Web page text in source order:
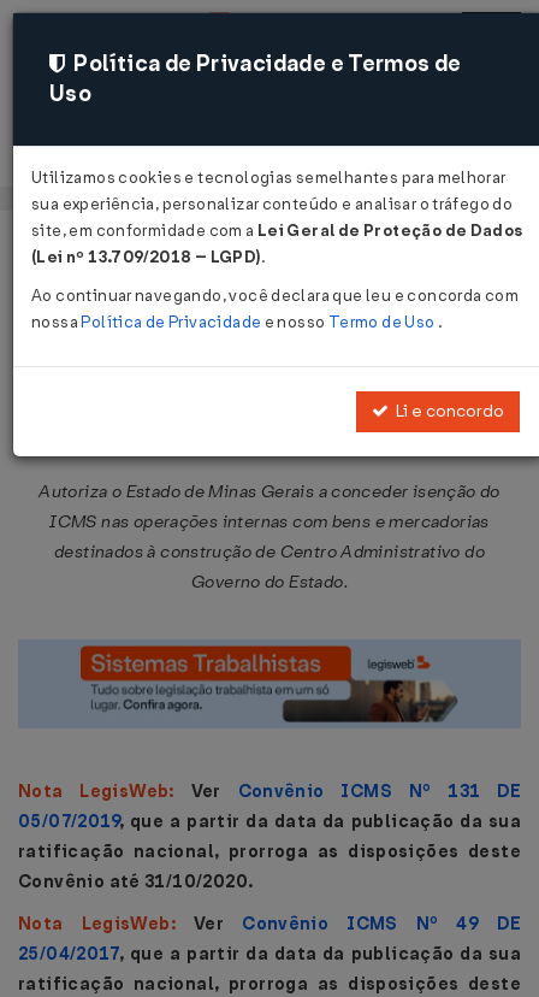
Acessar
Página Inicial Legislações
Convênio ICMS Nº 92 DE
Autoriza o Estado de Minas Gerais a conceder isenção do
ICMS nas operações internas com bens e mercadorias
destinados à construção de Centro Administrativo do
Governo do Estado.
Nota LegisWeb: Ver Convênio ICMS Nº 131 DE
05/07/2019, que a partir da data da publicação da sua
ratificação nacional, prorroga as disposições deste
Convênio até 31/10/2020.
Nota LegisWeb: Ver Convênio ICMS Nº 49 DE
25/04/2017, que a partir da data da publicação da sua
ratificação nacional, prorroga as disposições deste
Política de Privacidade e Termos de
Uso
Utilizamos cookies e tecnologias semelhantes para melhorar
sua experiência, personalizar conteúdo e analisar o tráfego do
site, em conformidade com a Lei Geral de Proteção de Dados
(Lei nº 13.709/2018 – LGPD).
Ao continuar navegando, você declara que leu e concorda com
nossaPolítica de Privacidade e nosso Termo de Uso .
Li e concordo